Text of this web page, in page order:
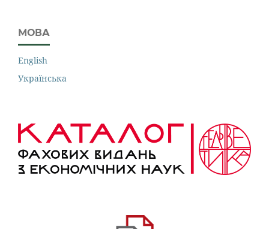
МОВА
English
Українська